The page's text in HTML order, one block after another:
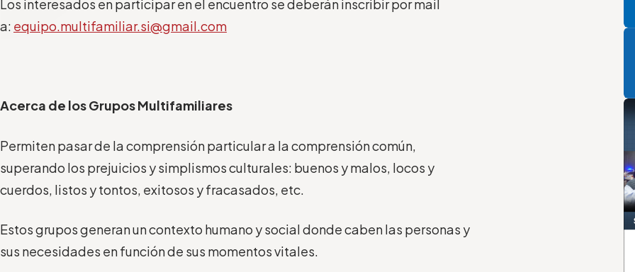
Los interesados en participar en el encuentro se deberán inscribir por mail
a: equipo.multifamiliar.si@gmail.com
Acerca de los Grupos Multifamiliares
Permiten pasar de la comprensión particular a la comprensión común,
superando los prejuicios y simplismos culturales: buenos y malos, locos y
cuerdos, listos y tontos, exitosos y fracasados, etc.
Estos grupos generan un contexto humano y social donde caben las personas y
sus necesidades en función de sus momentos vitales.